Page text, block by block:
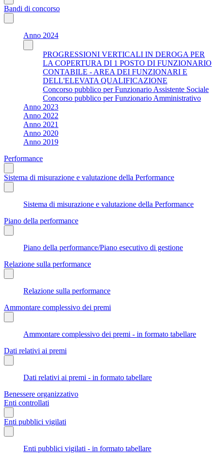
Bandi di concorso
Anno 2024
PROGRESSIONI VERTICALI IN DEROGA PER
LA COPERTURA DI 1 POSTO DI FUNZIONARIO
CONTABILE - AREA DEI FUNZIONARI E
DELL'ELEVATA QUALIFICAZIONE
Concorso pubblico per Funzionario Assistente Sociale
Concorso pubblico per Funzionario Amministrativo
Anno 2023
Anno 2022
Anno 2021
Anno 2020
Anno 2019
Performance
Sistema di misurazione e valutazione della Performance
Sistema di misurazione e valutazione della Performance
Piano della performance
Piano della performance/Piano esecutivo di gestione
Relazione sulla performance
Relazione sulla performance
Ammontare complessivo dei premi
Ammontare complessivo dei premi - in formato tabellare
Dati relativi ai premi
Dati relativi ai premi - in formato tabellare
Benessere organizzativo
Enti controllati
Enti pubblici vigilati
Enti pubblici vigilati - in formato tabellare